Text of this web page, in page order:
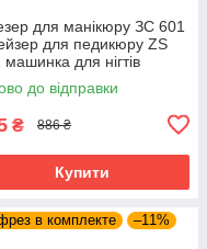
для манікюру ЗС 601
для педикюру ZS
для нігтів
оборотів 65 Ватт
до відправки
₴ 886 ₴
Купити
в комплекте –11%